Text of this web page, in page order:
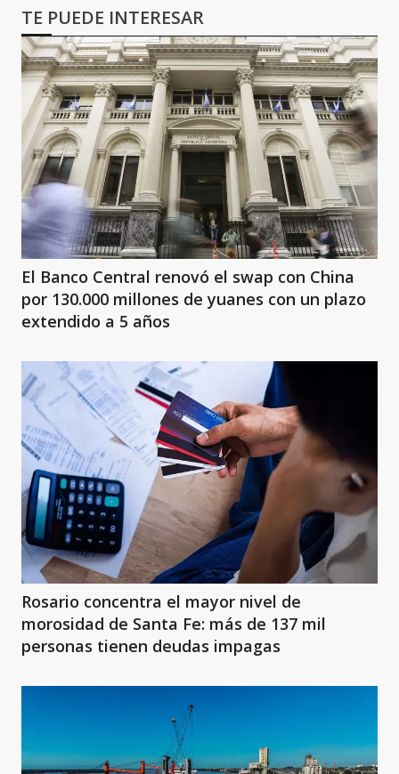
TE PUEDE INTERESAR
El Banco Central renovó el swap con China
por 130.000 millones de yuanes con un plazo
extendido a 5 años
Rosario concentra el mayor nivel de
morosidad de Santa Fe: más de 137 mil
personas tienen deudas impagas